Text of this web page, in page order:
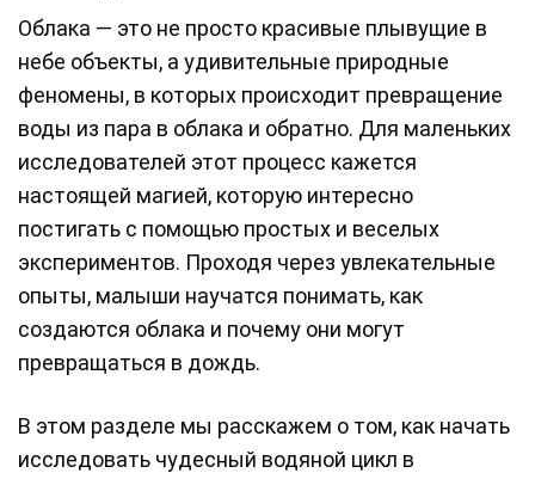
Облака — это не просто красивые плывущие в
небе объекты, а удивительные природные
феномены, в которых происходит превращение
воды из пара в облака и обратно. Для маленьких
исследователей этот процесс кажется
настоящей магией, которую интересно
постигать с помощью простых и веселых
экспериментов. Проходя через увлекательные
опыты, малыши научатся понимать, как
создаются облака и почему они могут
превращаться в дождь.
В этом разделе мы расскажем о том, как начать
исследовать чудесный водяной цикл в